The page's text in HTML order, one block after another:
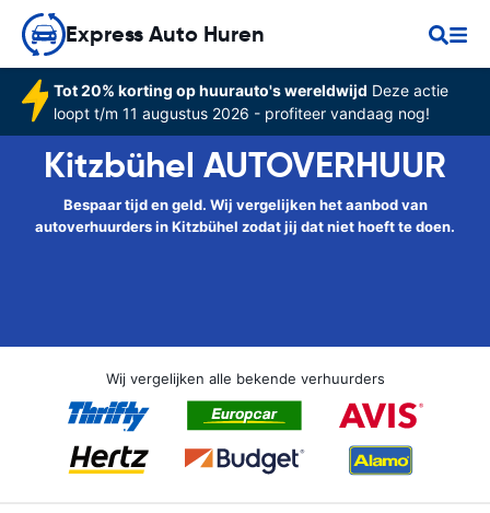
Express Auto Huren
Tot 20% korting op huurauto's wereldwijd Deze actie
loopt t/m 11 augustus 2026 - profiteer vandaag nog!
Kitzbühel AUTOVERHUUR
Bespaar tijd en geld. Wij vergelijken het aanbod van
autoverhuurders in Kitzbühel zodat jij dat niet hoeft te doen.
Wij vergelijken alle bekende verhuurders